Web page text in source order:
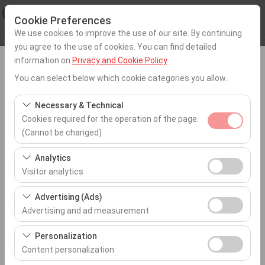
× Procar
www.procarotokiralama.com
Free - In Google Play
Cookie Preferences
We use cookies to improve the use of our site. By continuing
you agree to the use of cookies. You can find detailed
information on Privacy and Cookie Policy.
You can select below which cookie categories you allow.
Necessary & Technical
Cookies required for the operation of the page.
(Cannot be changed)
These cookies are required for the proper functioning of
the site, security, session management, and basic
features. They cannot be disabled.
Analytics
Visitor analytics
These cookies allow us to analyze how our site is used
(number of visitors, most visited pages, user behavior).
This data is used to measure website performance and
continuously improve the user experience.
Advertising (Ads)
Advertising and ad measurement
These cookies allow us to show you personalized ads
based on your interests and measure the effectiveness
of our advertising campaigns (impressions, click-
Personalization
Content personalization
Pickup Location
Tekirdağ Corlu
I'll drop the car off at a different location.
Pickup date & time
Return date & time